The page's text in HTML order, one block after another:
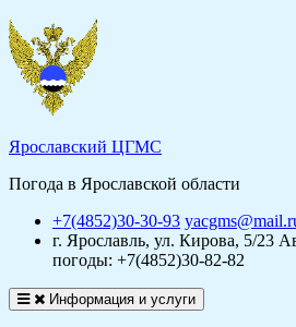
Ярославский ЦГМС
Погода в Ярославской области
+7(4852)30-30-93
г. Ярославль, ул. Кирова, 5/23
погоды: +7(4852)30-82-82
Информация и услуги